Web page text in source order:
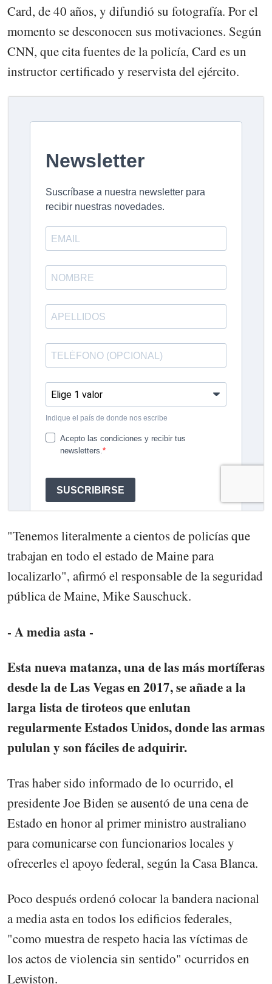
Card, de 40 años, y difundió su fotografía. Por el
momento se desconocen sus motivaciones. Según
CNN, que cita fuentes de la policía, Card es un
instructor certificado y reservista del ejército.
"Tenemos literalmente a cientos de policías que
trabajan en todo el estado de Maine para
localizarlo", afirmó el responsable de la seguridad
pública de Maine, Mike Sauschuck.
- A media asta -
Esta nueva matanza, una de las más mortíferas
desde la de Las Vegas en 2017, se añade a la
larga lista de tiroteos que enlutan
regularmente Estados Unidos, donde las armas
pululan y son fáciles de adquirir.
Tras haber sido informado de lo ocurrido, el
presidente Joe Biden se ausentó de una cena de
Estado en honor al primer ministro australiano
para comunicarse con funcionarios locales y
ofrecerles el apoyo federal, según la Casa Blanca.
Poco después ordenó colocar la bandera nacional
a media asta en todos los edificios federales,
"como muestra de respeto hacia las víctimas de
los actos de violencia sin sentido" ocurridos en
Lewiston.